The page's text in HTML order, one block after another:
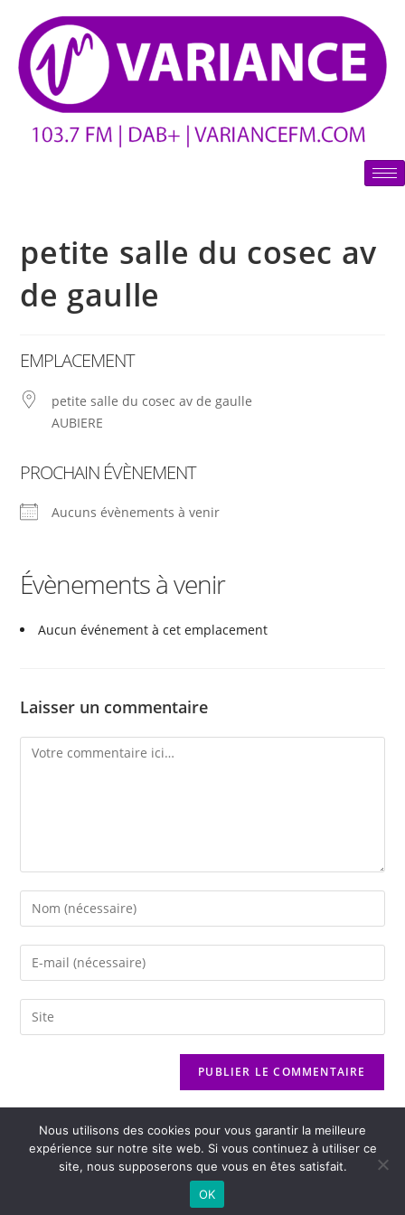
petite salle du cosec av
de gaulle
EMPLACEMENT
petite salle du cosec av de gaulle
AUBIERE
PROCHAIN ÉVÈNEMENT
Aucuns évènements à venir
Évènements à venir
Aucun événement à cet emplacement
Laisser un commentaire
2026 - Variance FM - Mentions légales - Politique de confidentialité -
- Réalisation
Nous utilisons des cookies pour vous garantir la meilleure
expérience sur notre site web. Si vous continuez à utiliser ce
site, nous supposerons que vous en êtes satisfait.
OK